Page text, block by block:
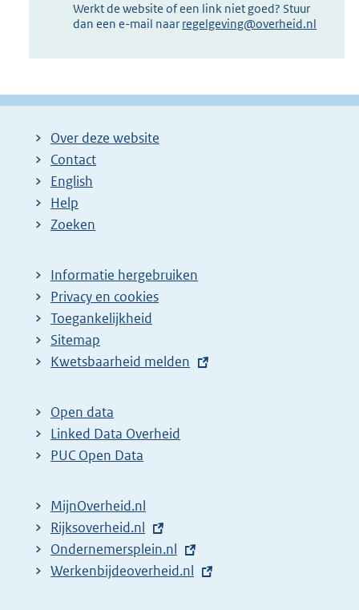
Werkt de website of een link niet goed? Stuur
dan een e-mail naar regelgeving@overheid.nl
Over deze website
Contact
English
Help
Zoeken
Informatie hergebruiken
Privacy en cookies
Toegankelijkheid
Sitemap
E
t
e
r
l
i
n
k
Kwetsbaarheid melden
Open data
Linked Data Overheid
PUC Open Data
MijnOverheid.nl
E
x
t
Rijksoverheid.nl
E
x
Ondernemersplein.nl
E
Werkenbijdeoverheid.nl